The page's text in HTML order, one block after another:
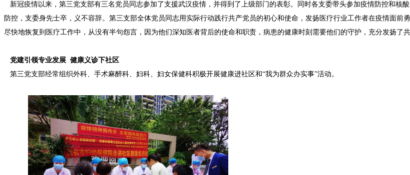
新冠疫情以来，第三党支部有三名党员同志参加了支援武汉疫情，并得到了上级部门的表彰。同时各支委带头参加疫情防控和核
防控，支委身先士卒，义不容辞。第三支部全体党员同志用实际行动践行共产党员的初心和使命，发扬医疗行业工作者在疫情面
尽快地恢复到医疗工作中，从没有半句怨言，因为他们深知医者背后的使命和职责，病患的健康时刻需要他们的守护，充分发扬了
党建引领专业发展 健康义诊下社区
第三党支部经常组织外科、手术麻醉科、妇科、妇女保健科积极开展健康进社区和“我为群众办实事”活动。